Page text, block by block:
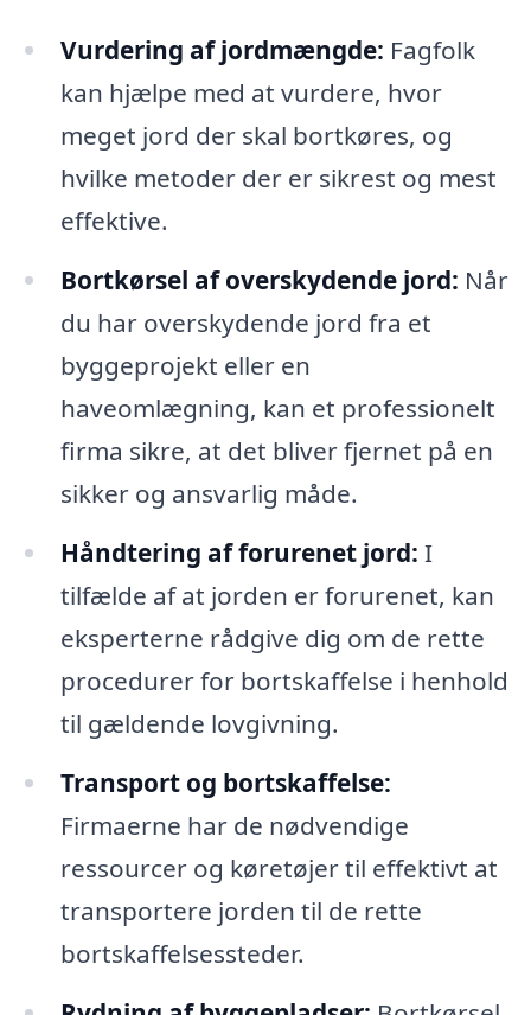
Vurdering af jordmængde: Fagfolk
kan hjælpe med at vurdere, hvor
meget jord der skal bortkøres, og
hvilke metoder der er sikrest og mest
effektive.
Bortkørsel af overskydende jord: Når
du har overskydende jord fra et
byggeprojekt eller en
haveomlægning, kan et professionelt
firma sikre, at det bliver fjernet på en
sikker og ansvarlig måde.
Håndtering af forurenet jord: I
tilfælde af at jorden er forurenet, kan
eksperterne rådgive dig om de rette
procedurer for bortskaffelse i henhold
til gældende lovgivning.
Transport og bortskaffelse:
Firmaerne har de nødvendige
ressourcer og køretøjer til effektivt at
transportere jorden til de rette
bortskaffelsessteder.